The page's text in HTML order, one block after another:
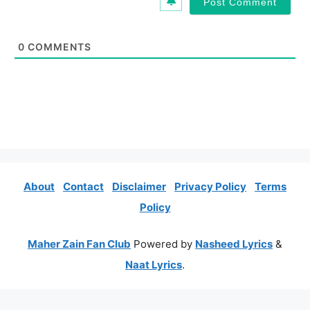
0 COMMENTS
About Contact Disclaimer Privacy Policy
Terms
Policy
Maher Zain Fan Club Powered by Nasheed Lyrics &
Naat Lyrics.